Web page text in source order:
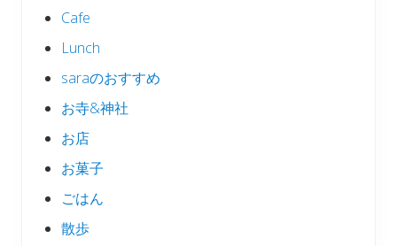
Cafe
Lunch
saraのおすすめ
お寺&神社
お店
お菓子
ごはん
散歩